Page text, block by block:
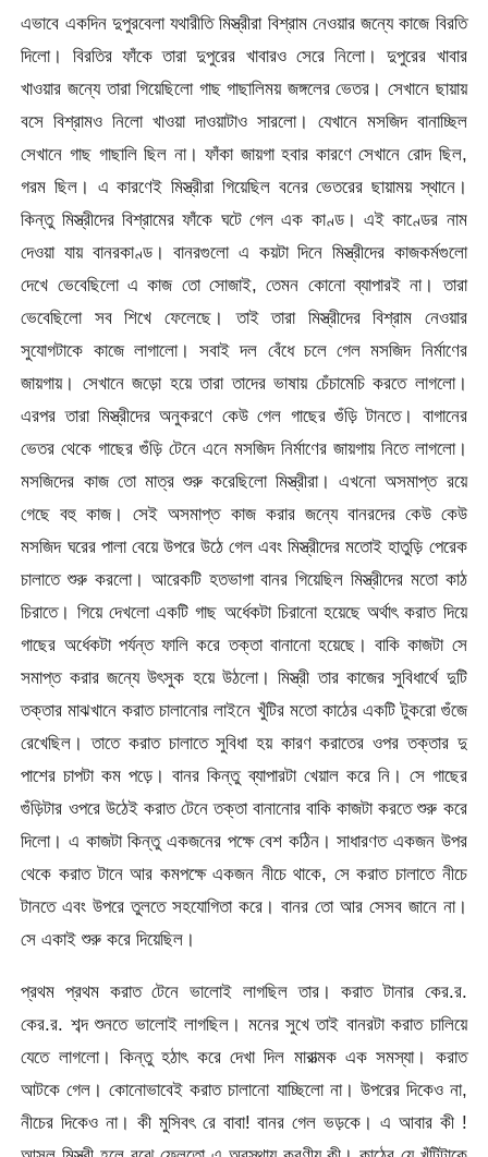
এভাবে একদিন দুপুরবেলা যথারীতি মিস্ত্রীরা বিশ্রাম নেওয়ার জন্যে কাজে বিরতি
দিলো। বিরতির ফাঁকে তারা দুপুরের খাবারও সেরে নিলো। দুপুরের খাবার
খাওয়ার জন্যে তারা গিয়েছিলো গাছ গাছালিময় জঙ্গলের ভেতর। সেখানে ছায়ায়
বসে বিশ্রামও নিলো খাওয়া দাওয়াটাও সারলো। যেখানে মসজিদ বানাচ্ছিল
সেখানে গাছ গাছালি ছিল না। ফাঁকা জায়গা হবার কারণে সেখানে রোদ ছিল,
গরম ছিল। এ কারণেই মিস্ত্রীরা গিয়েছিল বনের ভেতরের ছায়াময় স্থানে।
কিন্তু মিস্ত্রীদের বিশ্রামের ফাঁকে ঘটে গেল এক কাণ্ড। এই কাণ্ডের নাম
দেওয়া যায় বানরকাণ্ড। বানরগুলো এ কয়টা দিনে মিস্ত্রীদের কাজকর্মগুলো
দেখে ভেবেছিলো এ কাজ তো সোজাই, তেমন কোনো ব্যাপারই না। তারা
ভেবেছিলো সব শিখে ফেলেছে। তাই তারা মিস্ত্রীদের বিশ্রাম নেওয়ার
সুযোগটাকে কাজে লাগালো। সবাই দল বেঁধে চলে গেল মসজিদ নির্মাণের
জায়গায়। সেখানে জড়ো হয়ে তারা তাদের ভাষায় চেঁচামেচি করতে লাগলো।
এরপর তারা মিস্ত্রীদের অনুকরণে কেউ গেল গাছের গুঁড়ি টানতে। বাগানের
ভেতর থেকে গাছের গুঁড়ি টেনে এনে মসজিদ নির্মাণের জায়গায় নিতে লাগলো।
মসজিদের কাজ তো মাত্র শুরু করেছিলো মিস্ত্রীরা। এখনো অসমাপ্ত রয়ে
গেছে বহু কাজ। সেই অসমাপ্ত কাজ করার জন্যে বানরদের কেউ কেউ
মসজিদ ঘরের পালা বেয়ে উপরে উঠে গেল এবং মিস্ত্রীদের মতোই হাতুড়ি পেরেক
চালাতে শুরু করলো। আরেকটি হতভাগা বানর গিয়েছিল মিস্ত্রীদের মতো কাঠ
চিরাতে। গিয়ে দেখলো একটি গাছ অর্ধেকটা চিরানো হয়েছে অর্থাৎ করাত দিয়ে
গাছের অর্ধেকটা পর্যন্ত ফালি করে তক্তা বানানো হয়েছে। বাকি কাজটা সে
সমাপ্ত করার জন্যে উৎসুক হয়ে উঠলো। মিস্ত্রী তার কাজের সুবিধার্থে দুটি
তক্তার মাঝখানে করাত চালানোর লাইনে খুঁটির মতো কাঠের একটি টুকরো গুঁজে
রেখেছিল। তাতে করাত চালাতে সুবিধা হয় কারণ করাতের ওপর তক্তার দু
পাশের চাপটা কম পড়ে। বানর কিন্তু ব্যাপারটা খেয়াল করে নি। সে গাছের
গুঁড়িটার ওপরে উঠেই করাত টেনে তক্তা বানানোর বাকি কাজটা করতে শুরু করে
দিলো। এ কাজটা কিন্তু একজনের পক্ষে বেশ কঠিন। সাধারণত একজন উপর
থেকে করাত টানে আর কমপক্ষে একজন নীচে থাকে, সে করাত চালাতে নীচে
টানতে এবং উপরে তুলতে সহযোগিতা করে। বানর তো আর সেসব জানে না।
সে একাই শুরু করে দিয়েছিল।
প্রথম প্রথম করাত টেনে ভালোই লাগছিল তার। করাত টানার কের.র.
কের.র. শব্দ শুনতে ভালোই লাগছিল। মনের সুখে তাই বানরটা করাত চালিয়ে
যেতে লাগলো। কিন্তু হঠাৎ করে দেখা দিল মারাত্মক এক সমস্যা। করাত
আটকে গেল। কোনোভাবেই করাত চালানো যাচ্ছিলো না। উপরের দিকেও না,
নীচের দিকেও না। কী মুসিবৎ রে বাবা! বানর গেল ভড়কে। এ আবার কী !